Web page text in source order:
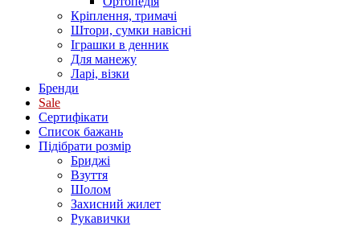
Кріплення, тримачі
Штори, сумки навісні
Іграшки в денник
Для манежу
Ларі, візки
Бренди
Sale
Сертифікати
Список бажань
Підібрати розмір
Бриджі
Взуття
Шолом
Захисний жилет
Рукавички